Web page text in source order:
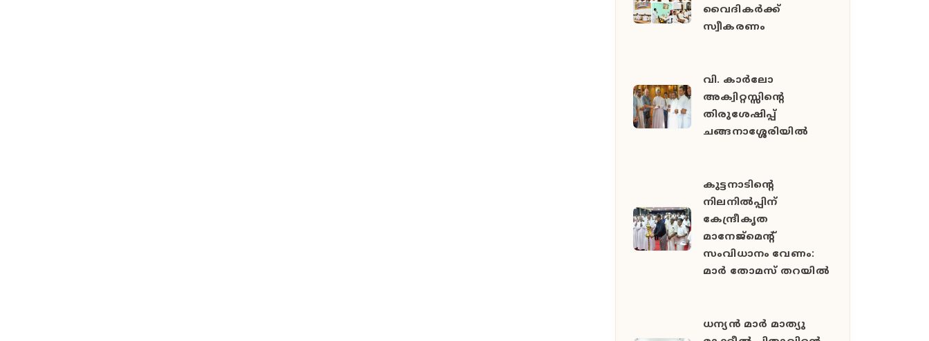
വൈദികർക്ക്
സ്വീകരണം
വി. കാർലോ
അക്വിറ്റസ്സിന്റെ
തിരുശേഷിപ്പ്
ചങ്ങനാശ്ശേരിയിൽ
കുട്ടനാടിന്റെ
നിലനിൽപ്പിന്
കേന്ദ്രീകൃത
മാനേജ്മെന്റ്
സംവിധാനം വേണം:
മാർ തോമസ് തറയിൽ
ധന്യൻ മാർ മാത്യു